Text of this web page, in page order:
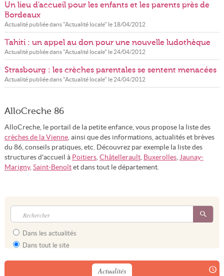
Un lieu d'accueil pour les enfants et les parents près de
Bordeaux
Actualité publiée dans "Actualité locale" le 18/04/2012
Tahiti : un appel au don pour une nouvelle ludothèque
Actualité publiée dans "Actualité locale" le 24/04/2012
Strasbourg : les crèches parentales se sentent menacées
Actualité publiée dans "Actualité locale" le 24/04/2012
AlloCreche 86
AlloCreche, le portail de la petite enfance, vous propose la liste des
crèches de la Vienne, ainsi que des informations, actualités et brèves
du 86, conseils pratiques, etc. Découvrez par exemple la liste des
structures d'accueil à Poitiers, Châtellerault, Buxerolles, Jaunay-
Marigny, Saint-Benoîtet dans tout le département.
Dans les actualités
Dans tout le site
Actualités